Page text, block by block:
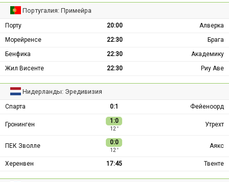
Португалия: Примейра
Порту 20:00
Алверка
Морейренсе
22:30
Брага
Бенфика
22:30
Академику
Жил Висенте
22:30 Риу Аве
Нидерланды: Эредивизия
Спарта 0:1 Фейеноорд
Гронинген 1:0
12 ′
Утрехт
ПЕК Зволле 0:0
12 ′
Аякс
Херенвен 17:45 Твенте